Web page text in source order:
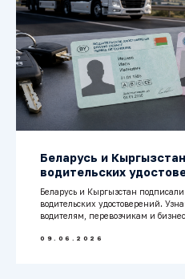
Беларусь и
водительских
Беларусь и Кыргызстан
водительских удостоверений.
водителям, перевозчикам и
09.06.2026